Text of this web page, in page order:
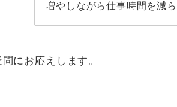
増やしながら仕事時間を減
にお応えします。